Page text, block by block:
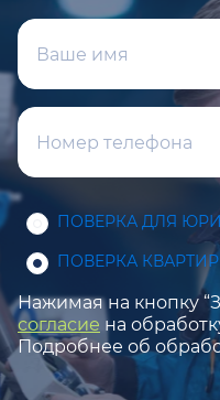
ПОВЕРКА ДЛЯ
ПОВЕРКА
Нажимая на кнопку
согласие на
Подробнее об